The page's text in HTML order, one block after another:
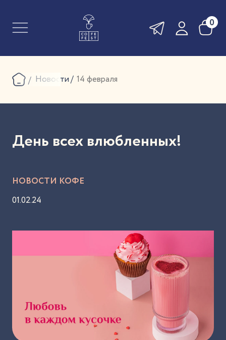
0
Новости 14 февраля
День всех влюбленных!
НОВОСТИ КОФЕ
01.02.24